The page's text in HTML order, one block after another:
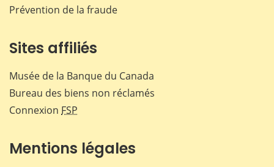
Prévention de la fraude
Sites affiliés
Musée de la Banque du Canada
Bureau des biens non réclamés
Connexion FSP
Mentions légales